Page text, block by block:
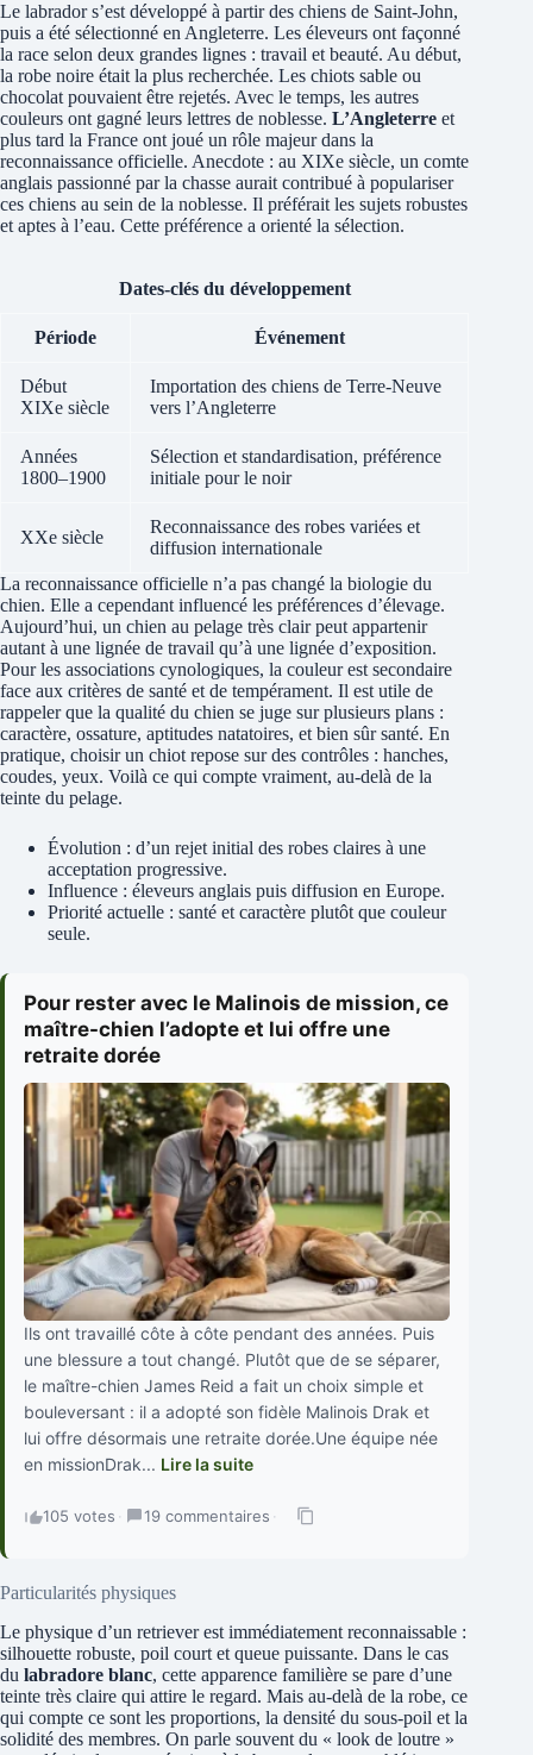
Le labrador s’est développé à partir des chiens de Saint‑John,
puis a été sélectionné en Angleterre. Les éleveurs ont façonné
la race selon deux grandes lignes : travail et beauté. Au début,
la robe noire était la plus recherchée. Les chiots sable ou
chocolat pouvaient être rejetés. Avec le temps, les autres
couleurs ont gagné leurs lettres de noblesse. L’Angleterre et
plus tard la France ont joué un rôle majeur dans la
reconnaissance officielle. Anecdote : au XIXe siècle, un comte
anglais passionné par la chasse aurait contribué à populariser
ces chiens au sein de la noblesse. Il préférait les sujets robustes
et aptes à l’eau. Cette préférence a orienté la sélection.
Dates-clés du développement
Période Événement
Début
XIXe siècle
Importation des chiens de Terre‑Neuve
vers l’Angleterre
Années
1800–1900
Sélection et standardisation, préférence
initiale pour le noir
XXe siècle
Reconnaissance des robes variées et
diffusion internationale
La reconnaissance officielle n’a pas changé la biologie du
chien. Elle a cependant influencé les préférences d’élevage.
Aujourd’hui, un chien au pelage très clair peut appartenir
autant à une lignée de travail qu’à une lignée d’exposition.
Pour les associations cynologiques, la couleur est secondaire
face aux critères de santé et de tempérament. Il est utile de
rappeler que la qualité du chien se juge sur plusieurs plans :
caractère, ossature, aptitudes natatoires, et bien sûr santé. En
pratique, choisir un chiot repose sur des contrôles : hanches,
coudes, yeux. Voilà ce qui compte vraiment, au‑delà de la
teinte du pelage.
Évolution : d’un rejet initial des robes claires à une
acceptation progressive.
Influence : éleveurs anglais puis diffusion en Europe.
Priorité actuelle : santé et caractère plutôt que couleur
seule.
Pour rester avec le Malinois de mission, ce
maître-chien l’adopte et lui offre une
retraite dorée
Ils ont travaillé côte à côte pendant des années. Puis
une blessure a tout changé. Plutôt que de se séparer,
le maître-chien James Reid a fait un choix simple et
bouleversant : il a adopté son fidèle Malinois Drak et
lui offre désormais une retraite dorée.Une équipe née
en missionDrak... Lire la suite
105 votes · 19 commentaires ·
Particularités physiques
Le physique d’un retriever est immédiatement reconnaissable :
silhouette robuste, poil court et queue puissante. Dans le cas
du labradore blanc, cette apparence familière se pare d’une
teinte très claire qui attire le regard. Mais au-delà de la robe, ce
qui compte ce sont les proportions, la densité du sous-poil et la
solidité des membres. On parle souvent du « look de loutre »